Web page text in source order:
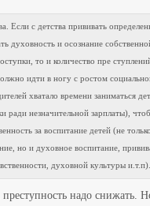
Если с детства прививать
духовность и осознание
то и количество пре
идти в ногу с ростом
хватало времени заниматься
ради незначительной зарплаты),
за воспитание детей (не
но и духовное воспитание,
духовной культуры и.т.п).
надо снижать.